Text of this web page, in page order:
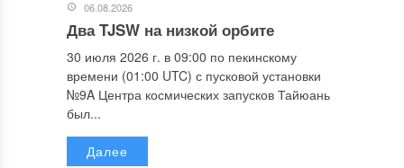
06.08.2026
Два TJSW на низкой орбите
30 июля 2026 г. в 09:00 по пекинскому
времени (01:00 UTC) с пусковой установки
№9A Центра космических запусков Тайюань
был...
Далее